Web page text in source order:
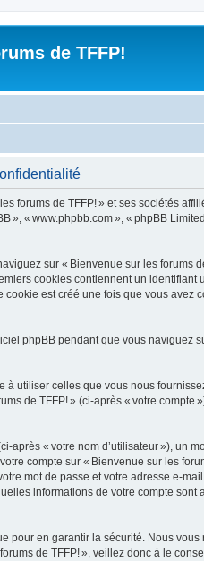
de TFFP!
forums de TFFP! » et ses sociétés
», « www.phpbb.com », « phpBB
sur « Bienvenue sur les
cookies contiennent un
est créé une fois que vous
phpBB pendant que vous naviguez
utiliser celles que vous nous
de TFFP! » (ci-après « votre
après « votre nom d’utilisateur »),
compte sur « Bienvenue sur les
mot de passe et votre adresse e-
informations de votre compte
pour en garantir la sécurité. Nous
de TFFP! », veillez donc à le